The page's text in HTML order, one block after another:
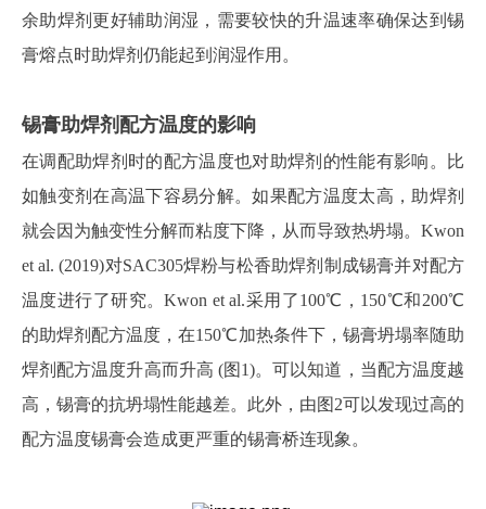
余助焊剂更好辅助润湿，需要较快的升温速率确保达到锡
膏熔点时助焊剂仍能起到润湿作用。
锡膏助焊剂配方温度的影响
在调配助焊剂时的配方温度也对助焊剂的性能有影响。比
如触变剂在高温下容易分解。如果配方温度太高，助焊剂
就会因为触变性分解而粘度下降，从而导致热坍塌。 Kwon
et al. (2019)对SAC305焊粉与松香助焊剂制成锡膏并对配方
温度进行了研究。Kwon et al.采用了100℃，150℃和200℃
的助焊剂配方温度，在150℃加热条件下，锡膏坍塌率随助
焊剂配方温度升高而升高 (图1)。可以知道，当配方温度越
高，锡膏的抗坍塌性能越差。此外，由图2可以发现过高的
配方温度锡膏会造成更严重的锡膏桥连现象。